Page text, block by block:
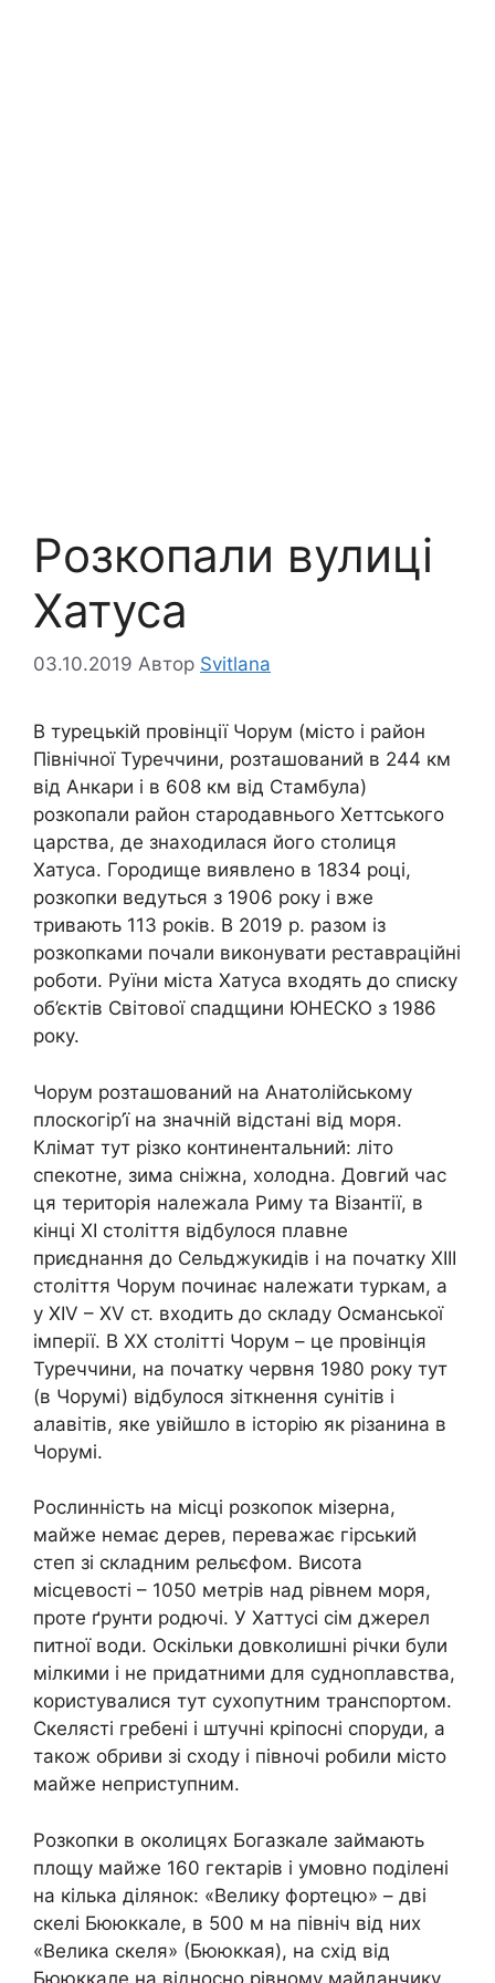
Розкопали вулиці
Хатуса
03.10.2019 Автор Svitlana
В турецькій провінції Чорум (місто і район
Північної Туреччини, розташований в 244 км
від Анкари і в 608 км від Стамбула)
розкопали район стародавнього Хеттського
царства, де знаходилася його столиця
Хатуса. Городище виявлено в 1834 році,
розкопки ведуться з 1906 року і вже
тривають 113 років. В 2019 р. разом із
розкопками почали виконувати реставраційні
роботи. Руїни міста Хатуса входять до списку
об’єктів Світової спадщини ЮНЕСКО з 1986
року.
Чорум розташований на Анатолійському
плоскогір’ї на значній відстані від моря.
Клімат тут різко континентальний: літо
спекотне, зима сніжна, холодна. Довгий час
ця територія належала Риму та Візантії, в
кінці XI століття відбулося плавне
приєднання до Сельджукидів і на початку XIII
століття Чорум починає належати туркам, а
у XIV – XV ст. входить до складу Османської
імперії. В XX столітті Чорум – це провінція
Туреччини, на початку червня 1980 року тут
(в Чорумі) відбулося зіткнення сунітів і
алавітів, яке увійшло в історію як різанина в
Чорумі.
Рослинність на місці розкопок мізерна,
майже немає дерев, переважає гірський
степ зі складним рельєфом. Висота
місцевості – 1050 метрів над рівнем моря,
проте ґрунти родючі. У Хаттусі сім джерел
питної води. Оскільки довколишні річки були
мілкими і не придатними для судноплавства,
користувалися тут сухопутним транспортом.
Скелясті гребені і штучні кріпосні споруди, а
також обриви зі сходу і півночі робили місто
майже неприступним.
Розкопки в околицях Богазкале займають
площу майже 160 гектарів і умовно поділені
на кілька ділянок: «Велику фортецю» – дві
скелі Бююккале, в 500 м на північ від них
«Велика скеля» (Бююккая), на схід від
Бююккале на відносно рівному майданчику